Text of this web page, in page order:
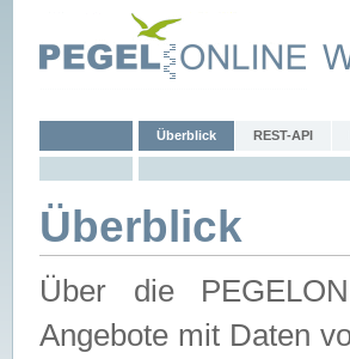
Überblick REST-API
Überblick
Über die
Angebote mit Daten